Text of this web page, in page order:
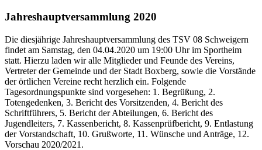
Jahreshauptversammlung 2020
Die diesjährige Jahreshauptversammlung des TSV 08 Schweigern
findet am Samstag, den 04.04.2020 um 19:00 Uhr im Sportheim
statt. Hierzu laden wir alle Mitglieder und Feunde des Vereins,
Vertreter der Gemeinde und der Stadt Boxberg, sowie die Vorstände
der örtlichen Vereine recht herzlich ein. Folgende
Tagesordnungspunkte sind vorgesehen: 1. Begrüßung, 2.
Totengedenken, 3. Bericht des Vorsitzenden, 4. Bericht des
Schriftführers, 5. Bericht der Abteilungen, 6. Bericht des
Jugendleiters, 7. Kassenbericht, 8. Kassenprüfbericht, 9. Entlastung
der Vorstandschaft, 10. Grußworte, 11. Wünsche und Anträge, 12.
Vorschau 2020/2021.